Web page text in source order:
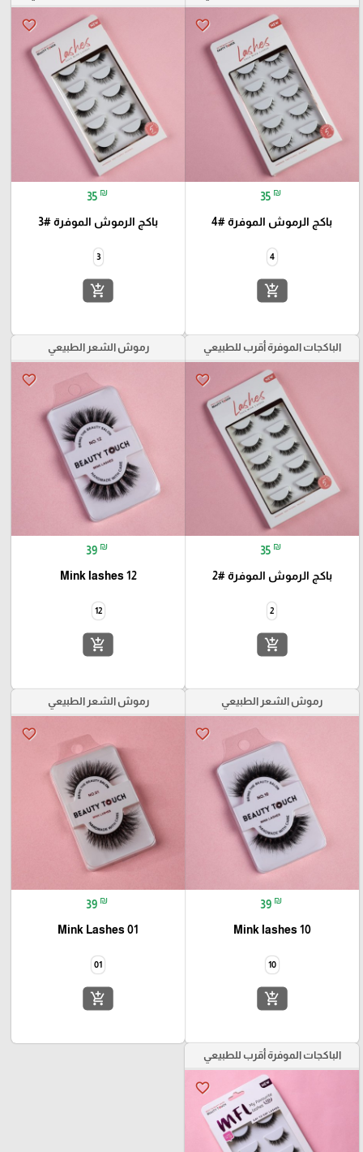
favorite_border
35 ₪
باكج الرموش الموفرة #4
4
add_shopping_cart
favorite_border
35 ₪
باكج الرموش الموفرة #3
3
add_shopping_cart
الباكجات الموفرة أقرب للطبيعي
favorite_border
35 ₪
باكج الرموش الموفرة #2
2
add_shopping_cart
رموش الشعر الطبيعي
favorite_border
39 ₪
Mink lashes 12
12
add_shopping_cart
رموش الشعر الطبيعي
favorite_border
39 ₪
Mink lashes 10
10
add_shopping_cart
رموش الشعر الطبيعي
favorite_border
39 ₪
Mink Lashes 01
01
add_shopping_cart
الباكجات الموفرة أقرب للطبيعي
favorite_border